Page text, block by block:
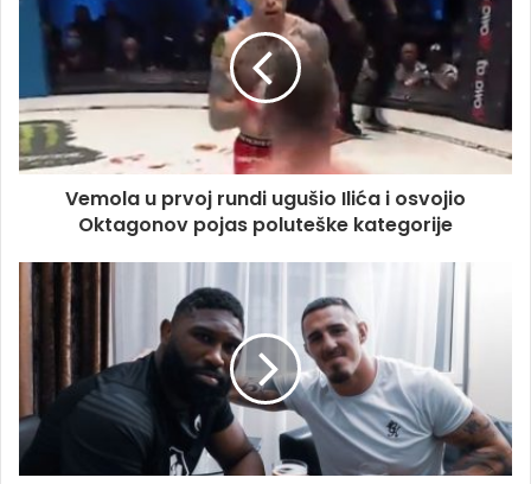
Vemola u prvoj rundi ugušio Ilića i osvojio
Oktagonov pojas poluteške kategorije